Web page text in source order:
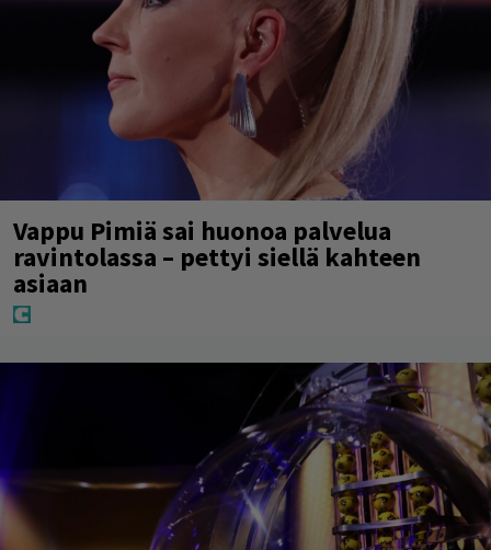
Vappu Pimiä sai huonoa palvelua
ravintolassa – pettyi siellä kahteen
asiaan